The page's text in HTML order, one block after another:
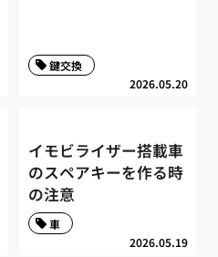
2026.05.20
鍵交換
イモビライザー搭載車
のスペアキーを作る時
の注意
2026.05.19
車